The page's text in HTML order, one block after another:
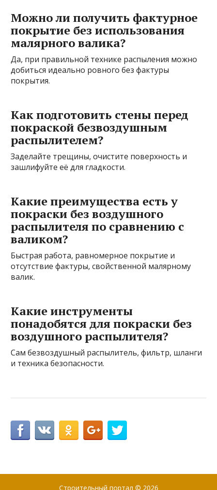
Можно ли получить фактурное
покрытие без использования
малярного валика?
Да, при правильной технике распыления можно
добиться идеально ровного без фактуры
покрытия.
Как подготовить стены перед
покраской безвоздушным
распылителем?
Заделайте трещины, очистите поверхность и
зашлифуйте её для гладкости.
Какие преимущества есть у
покраски без воздушного
распылителя по сравнению с
валиком?
Быстрая работа, равномерное покрытие и
отсутствие фактуры, свойственной малярному
валик.
Какие инструменты
понадобятся для покраски без
воздушного распылителя?
Сам безвоздушный распылитель, фильтр, шланги
и техника безопасности.
Строительный портал © 2026